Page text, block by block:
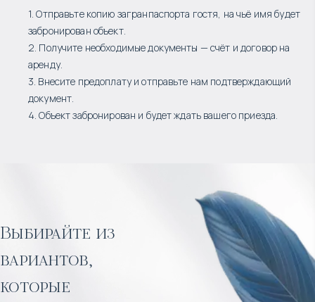
1. Отправьте копию загранпаспорта гостя, на чьё имя будет
забронирован объект.
2. Получите необходимые документы — счёт и договор на
аренду.
3. Внесите предоплату и отправьте нам подтверждающий
документ.
4. Объект забронирован и будет ждать вашего приезда.
Выбирайте из
вариантов,
которые